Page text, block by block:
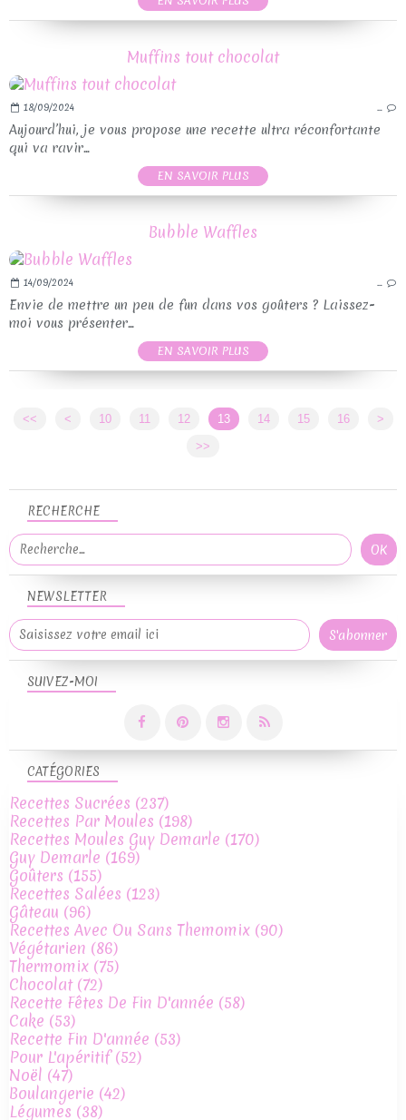
Muffins tout chocolat
18/09/2024 …
Aujourd’hui, je vous propose une recette ultra réconfortante
qui va ravir...
EN SAVOIR PLUS
Bubble Waffles
14/09/2024 …
Envie de mettre un peu de fun dans vos goûters ? Laissez-
moi vous présenter...
EN SAVOIR PLUS
<< < 10 11 12 13 14 15 16
>
>>
NEWSLETTER
SUIVEZ-MOI
RECHERCHE
CATÉGORIES
Recettes Sucrées (237)
Recettes Par Moules (198)
Recettes Moules Guy Demarle (170)
Guy Demarle (169)
Goûters (155)
Recettes Salées (123)
Gâteau (96)
Recettes Avec Ou Sans Themomix (90)
Végétarien (86)
Thermomix (75)
Chocolat(72)
Recette Fêtes De Fin D'année (58)
Cake (53)
Recette Fin D'année (53)
Pour L'apéritif(52)
Noël (47)
Boulangerie (42)
Légumes (38)